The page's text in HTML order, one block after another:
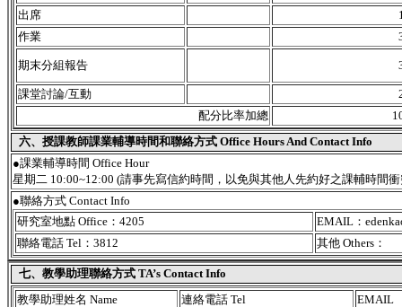
出席
作業
期末分組報告
課堂討論/互動
配分比率加總
六、授課教師課業輔導時間和聯絡方式 Office Hours And Contact Info
●課業輔導時間 Office Hour
星期二 10:00~12:00 (請事先寫信約時間，以免與其他人先約好之課輔時間
●聯絡方式 Contact Info
研究室地點 Office：4205
EMAIL：
聯絡電話 Tel：3812
其他 Others：
七、教學助理聯絡方式 TA’s Contact Info
教學助理姓名 Name
連絡電話 Tel
EMAIL